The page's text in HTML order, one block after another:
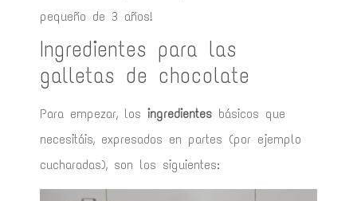
pequeño de 3 años!
Ingredientes para las
galletas de chocolate
Para empezar, los ingredientes básicos que
necesitáis, expresados en partes (por ejemplo
cucharadas), son los siguientes: